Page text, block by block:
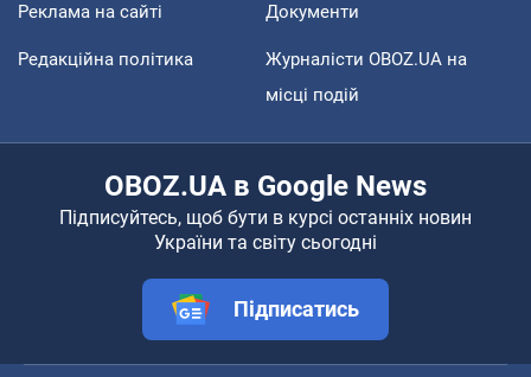
Реклама на сайті Документи
Редакційна політика
Журналісти OBOZ.UA на
місці подій
OBOZ.UA в Google News
Підписуйтесь, щоб бути в курсі останніх новин
України та світу сьогодні
Підписатись